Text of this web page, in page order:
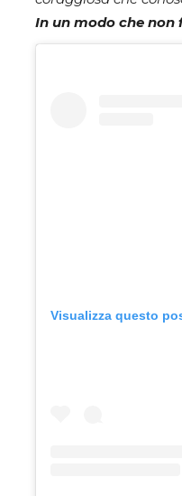
In un modo che non
Visualizza questo